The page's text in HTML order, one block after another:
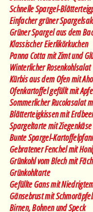
Schnelle Spargel-
Einfacher grüner
Grüner Spargel aus dem
Klassischer Eierlikörkuchen
Panna Cotta mit Zimt und
Winterlicher Rosenkohlsalat
Kürbis aus dem Ofen mit
Ofenkartoffel gefüllt mit
Sommerlicher Rucolasalat
Blätterteigkissen mit
Spargeltarte mit Ziegenkäse
Bunte Spargel-
Gebratener Fenchel mit
Grünkohl vom Blech mit
Grünkohltarte
Gefüllte Gans mit
Gänsebrust mit
Birnen, Bohnen und Speck